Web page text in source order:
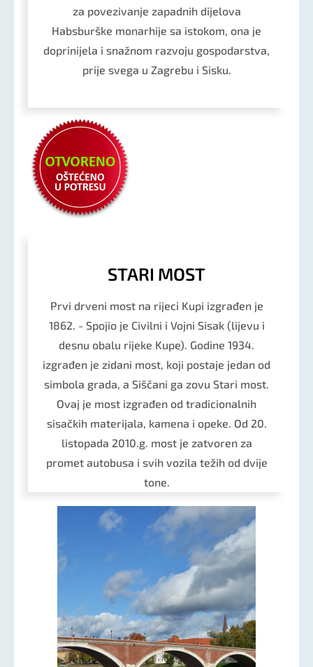
STARI MOST
Prvi drveni most na rijeci Kupi izgrađen je
1862. - Spojio je Civilni i Vojni Sisak (lijevu i
desnu obalu rijeke Kupe). Godine 1934.
izgrađen je zidani most, koji postaje jedan od
simbola grada, a Siščani ga zovu Stari most.
Ovaj je most izgrađen od tradicionalnih
sisačkih materijala, kamena i opeke. Od 20.
listopada 2010.g. most je zatvoren za
promet autobusa i svih vozila težih od dvije
tone.
za povezivanje zapadnih dijelova
Habsburške monarhije sa istokom, ona je
doprinijela i snažnom razvoju gospodarstva,
prije svega u Zagrebu i Sisku.